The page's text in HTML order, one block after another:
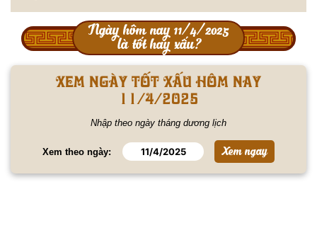
Ngày hôm nay 11/4/2025
là tốt hay xấu?
Xem ngày tốt xấu hôm nay
11/4/2025
Nhập theo ngày tháng dương lịch
Xem theo ngày: